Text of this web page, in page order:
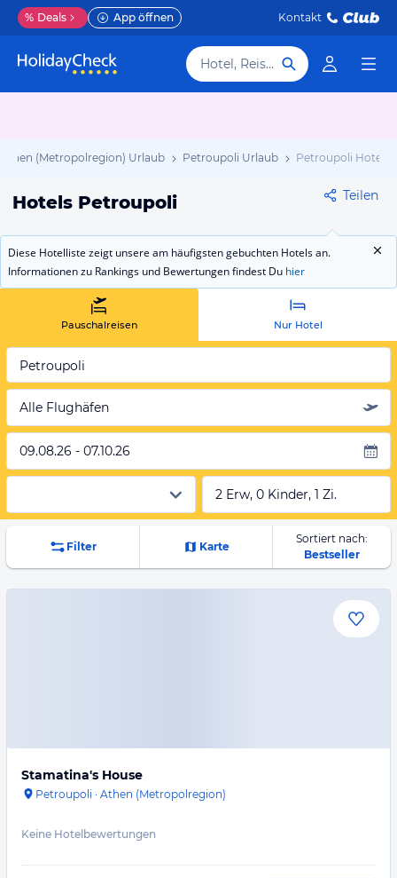
% Deals App öffnen Kontakt
Hotel, Reiseziel
Athen (Metropolregion) Urlaub Petroupoli Urlaub Petroupoli Hotels
Hotels Petroupoli Teilen
Diese Hotelliste zeigt unsere am häufigsten gebuchten Hotels an.
Informationen zu Rankings und Bewertungen findest Du hier
Pauschalreisen Nur Hotel
Petroupoli
Alle Flughäfen
09.08.26 - 07.10.26
2 Erw, 0 Kinder, 1 Zi.
Filter Karte
Sortiert nach:
Bestseller
Stamatina's House
Petroupoli · Athen (Metropolregion)
Keine Hotelbewertungen